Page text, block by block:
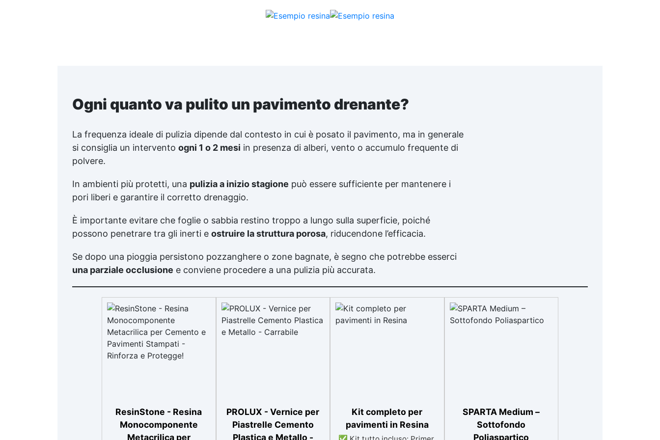
Perfetto per vialetti
decorativi, aiuole, bordure
Ogni quanto va pulito un pavimento drenante?
La frequenza ideale di pulizia dipende dal contesto in cui è posato il pavimento, ma in generale
si consiglia un intervento ogni 1 o 2 mesi in presenza di alberi, vento o accumulo frequente di
polvere.
In ambienti più protetti, una pulizia a inizio stagione può essere sufficiente per mantenere i
pori liberi e garantire il corretto drenaggio.
È importante evitare che foglie o sabbia restino troppo a lungo sulla superficie, poiché
possono penetrare tra gli inerti e ostruire la struttura porosa, riducendone l’efficacia.
Se dopo una pioggia persistono pozzanghere o zone bagnate, è segno che potrebbe esserci
una parziale occlusione e conviene procedere a una pulizia più accurata.
ResinStone - Resina
Monocomponente
Metacrilica per
PROLUX - Vernice per
Piastrelle Cemento
Plastica e Metallo -
Kit completo per
pavimenti in Resina
SPARTA Medium –
Sottofondo
Poliaspartico